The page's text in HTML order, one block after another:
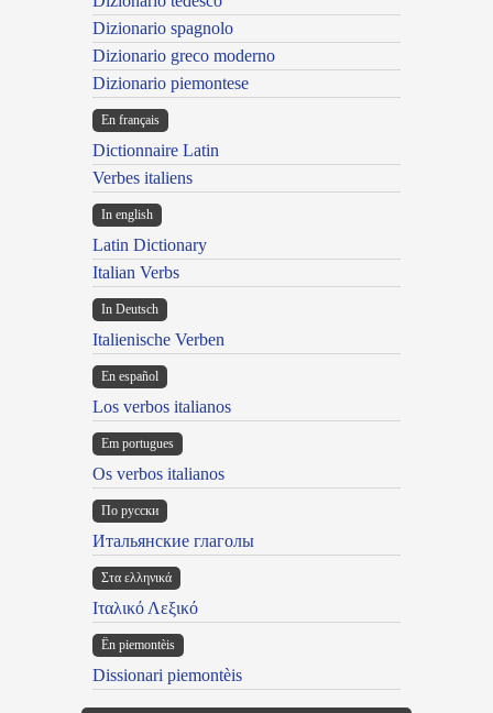
Dizionario spagnolo
Dizionario greco moderno
Dizionario piemontese
En français
Dictionnaire Latin
Verbes italiens
In english
Latin Dictionary
Italian Verbs
In Deutsch
Italienische Verben
En español
Los verbos italianos
Em portugues
Os verbos italianos
По русски
Итальянские глаголы
Στα ελληνικά
Ιταλικό Λεξικό
Ën piemontèis
Dissionari piemontèis